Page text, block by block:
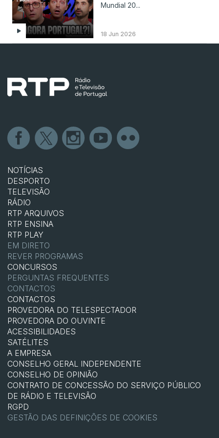
Mundial 20...
18 Jun 2026
NOTÍCIAS
DESPORTO
TELEVISÃO
RÁDIO
RTP ARQUIVOS
RTP ENSINA
RTP PLAY
EM DIRETO
REVER PROGRAMAS
CONCURSOS
PERGUNTAS FREQUENTES
CONTACTOS
CONTACTOS
PROVEDORA DO TELESPECTADOR
PROVEDORA DO OUVINTE
ACESSIBILIDADES
SATÉLITES
A EMPRESA
CONSELHO GERAL INDEPENDENTE
CONSELHO DE OPINIÃO
CONTRATO DE CONCESSÃO DO SERVIÇO PÚBLICO
DE RÁDIO E TELEVISÃO
RGPD
GESTÃO DAS DEFINIÇÕES DE COOKIES